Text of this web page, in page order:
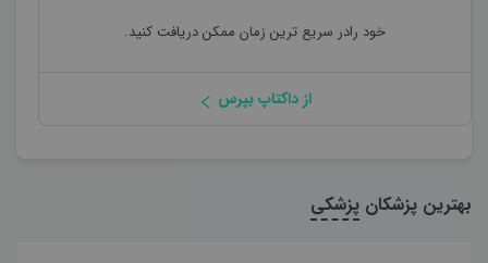
خود رادر سریع ترین زمان ممکن دریافت کنید.
از داکتاپ بپرس
بهترین پزشکان پزشکی